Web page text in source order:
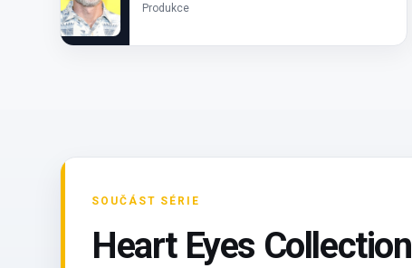
Produkce
SOUČÁST SÉRIE
Heart Eyes Collection